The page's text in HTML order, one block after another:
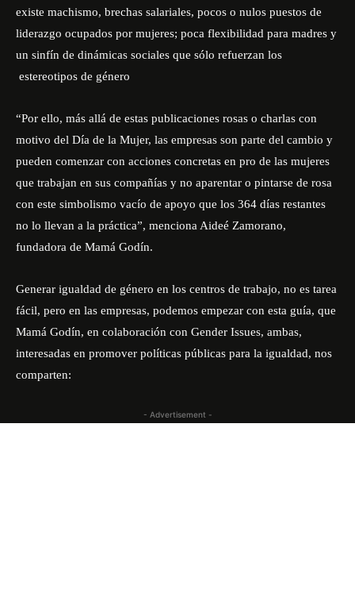
existe machismo, brechas salariales, pocos o nulos puestos de
liderazgo ocupados por mujeres; poca flexibilidad para madres y
un sinfín de dinámicas sociales que sólo refuerzan los
estereotipos de género
“Por ello, más allá de estas publicaciones rosas o charlas con
motivo del Día de la Mujer, las empresas son parte del cambio y
pueden comenzar con acciones concretas en pro de las mujeres
que trabajan en sus compañías y no aparentar o pintarse de rosa
con este simbolismo vacío de apoyo que los 364 días restantes
no lo llevan a la práctica”, menciona Aideé Zamorano,
fundadora de Mamá Godín.
Generar igualdad de género en los centros de trabajo, no es tarea
fácil, pero en las empresas, podemos empezar con esta guía, que
Mamá Godín, en colaboración con Gender Issues, ambas,
interesadas en promover políticas públicas para la igualdad, nos
comparten:
- Advertisement -